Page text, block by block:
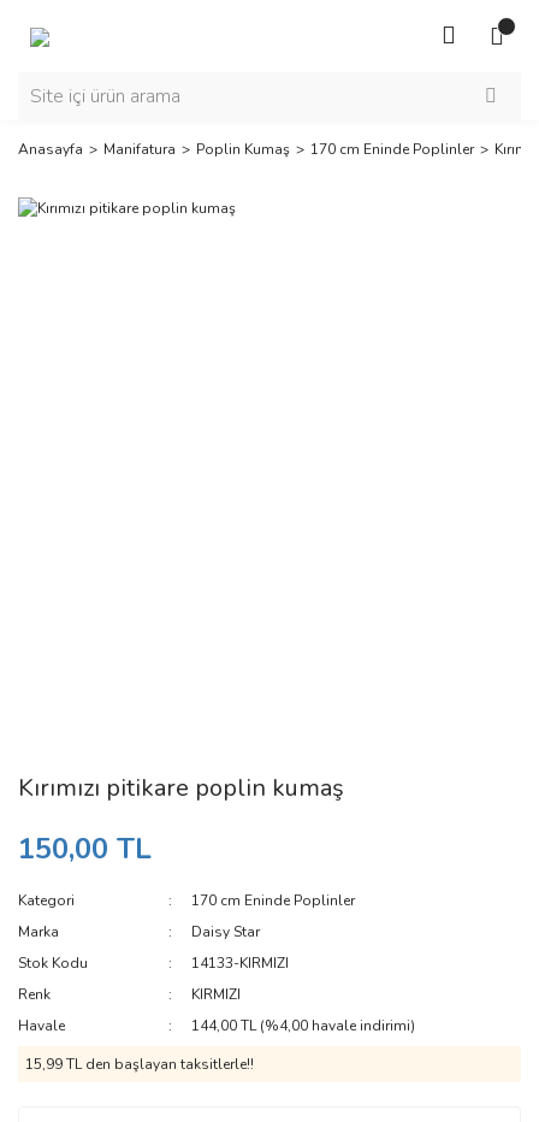
Anasayfa Manifatura Poplin Kumaş 170 cm Eninde Poplinler
Kırımızı pitikare poplin kumaş
150,00 TL
Kategori
170 cm Eninde Poplinler
Marka
Daisy Star
Stok Kodu
14133-KIRMIZI
Renk
KIRMIZI
Havale
144,00 TL (%4,00 havale indirimi)
15,99 TL den başlayan taksitlerle!!